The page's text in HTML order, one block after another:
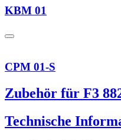
KBM 01
CPM 01-S
Zubehör für F3
Technische